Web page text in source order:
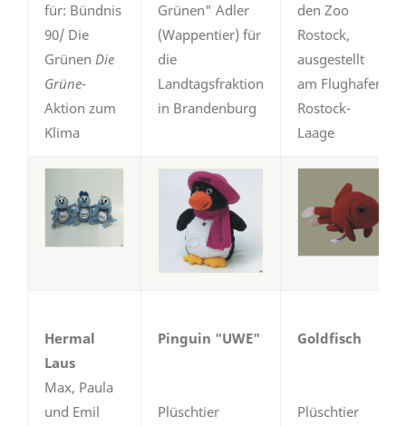
für: Bündnis
90/ Die
Grünen Die
Grüne-
Aktion zum
Klima
Grünen" Adler
(Wappentier) für
die
Landtagsfraktion
in Brandenburg
den Zoo
Rostock,
ausgestellt
am Flughafen
Rostock-
Laage
Hermal
Laus
Max, Paula
und Emil
Pinguin "UWE"
Plüschtier
Goldfisch
Plüschtier